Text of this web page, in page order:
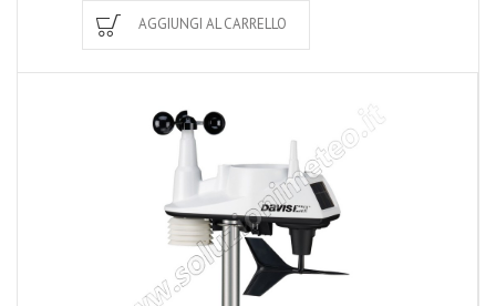
AGGIUNGI AL CARRELLO